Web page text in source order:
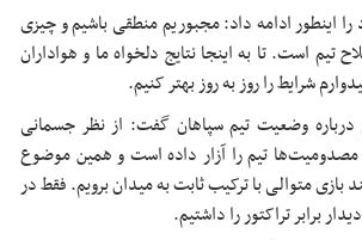
اینطور ادامه داد: مجبوریم منطقی باشیم و چیزی
تیم است. تا به اینجا نتایج دلخواه ما و هواداران
شرایط را روز به روز بهتر کنیم.
وضعیت تیم سپاهان گفت: از نظر جسمانی
مصدومیت‌ها تیم را آزار داده است و همین موضوع
بازی متوالی با ترکیب ثابت به میدان برویم. فقط در
برابر تراکتور را داشتیم.